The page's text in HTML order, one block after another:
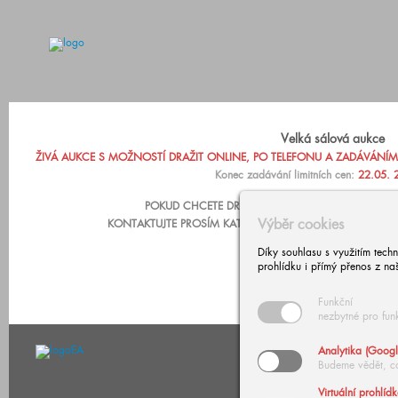
Výběr cookies
Díky souhlasu s využitím
prohlídku i přímý přenos z
Funkční
nezbytné pro
Analytika
Budeme vědět,
Virtuální
Velká sálová aukce
ŽIVÁ AUKCE S MOŽNOSTÍ DRAŽIT ONLINE, PO TELEFONU A
Konec zadávání limitních cen: 22.05.
POKUD CHCETE DRAŽIT PO TELEFONU NEBO
KONTAKTUJTE PROSÍM KATARÍNU ZÁRUBOVOU, +420